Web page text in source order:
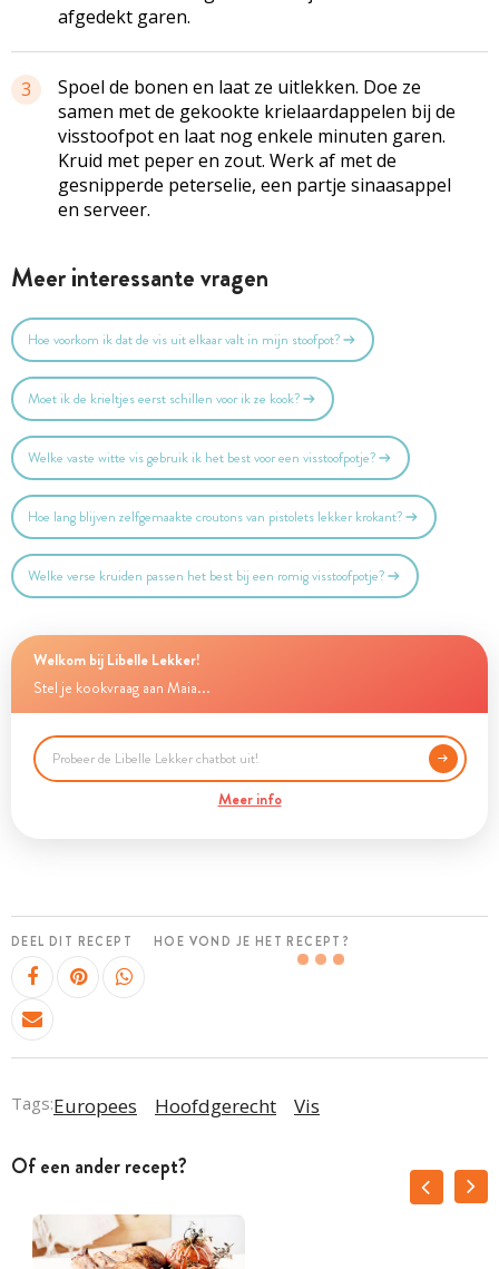
afgedekt garen.
3
Spoel de bonen en laat ze uitlekken. Doe ze
samen met de gekookte krielaardappelen bij de
visstoofpot en laat nog enkele minuten garen.
Kruid met peper en zout. Werk af met de
gesnipperde peterselie, een partje sinaasappel
en serveer.
Meer interessante vragen
Hoe voorkom ik dat de vis uit elkaar valt in mijn stoofpot?
Moet ik de krieltjes eerst schillen voor ik ze kook?
Welke vaste witte vis gebruik ik het best voor een visstoofpotje?
Hoe lang blijven zelfgemaakte croutons van pistolets lekker krokant?
Welke verse kruiden passen het best bij een romig visstoofpotje?
Welkom bij Libelle Lekker!
Stel je kookvraag aan Maia...
Meer info
DEEL DIT RECEPT HOE VOND JE HET RECEPT?
Tags:Europees Hoofdgerecht Vis
Of een ander recept?